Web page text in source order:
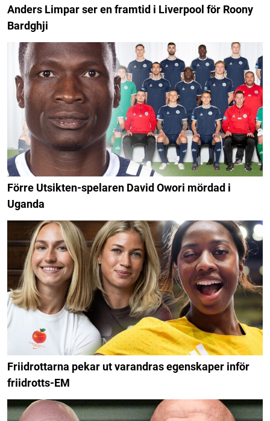
Anders Limpar ser en framtid i Liverpool för Roony
Bardghji
Förre Utsikten-spelaren David Owori mördad i
Uganda
Friidrottarna pekar ut varandras egenskaper inför
friidrotts-EM